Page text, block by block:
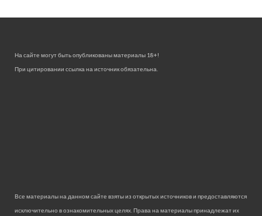
На сайте могут быть опубликованы материалы 18+!
При цитировании ссылка на источник обязательна.
Все материалы на данном сайте взяты из открытых источников и предоставляются
исключительно в ознакомительных целях. Права на материалы принадлежат их